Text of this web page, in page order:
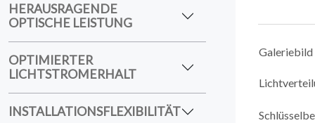
HERAUSRAGENDE
OPTISCHE LEISTUNG
OPTIMIERTER
LICHTSTROMERHALT
INSTALLATIONSFLEXIBILITÄT
Galeriebild